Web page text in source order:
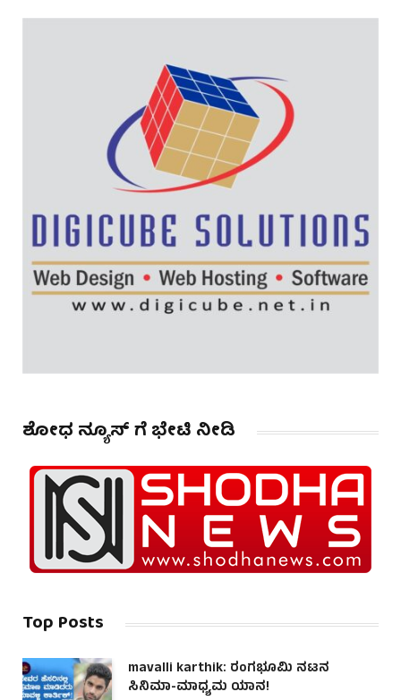
ಶೋಧ ನ್ಯೂಸ್ ಗೆ ಭೇಟಿ ನೀಡಿ
Top Posts
mavalli karthik: ರಂಗಭೂಮಿ ನಟನ
ಸಿನಿಮಾ-ಮಾಧ್ಯಮ ಯಾನ!